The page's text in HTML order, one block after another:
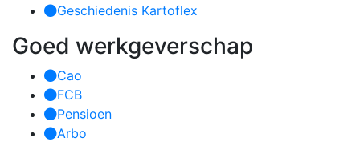
Geschiedenis Kartoflex
Goed werkgeverschap
Cao
FCB
Pensioen
Arbo